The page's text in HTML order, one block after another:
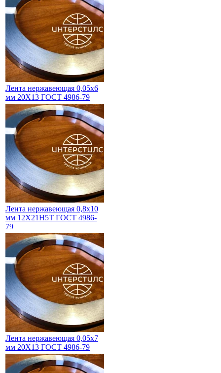
Лента нержавеющая 0,05х6
мм 20Х13 ГОСТ 4986-79
Лента нержавеющая 0,8х10
мм 12Х21Н5Т ГОСТ 4986-
79
Лента нержавеющая 0,05х7
мм 20Х13 ГОСТ 4986-79